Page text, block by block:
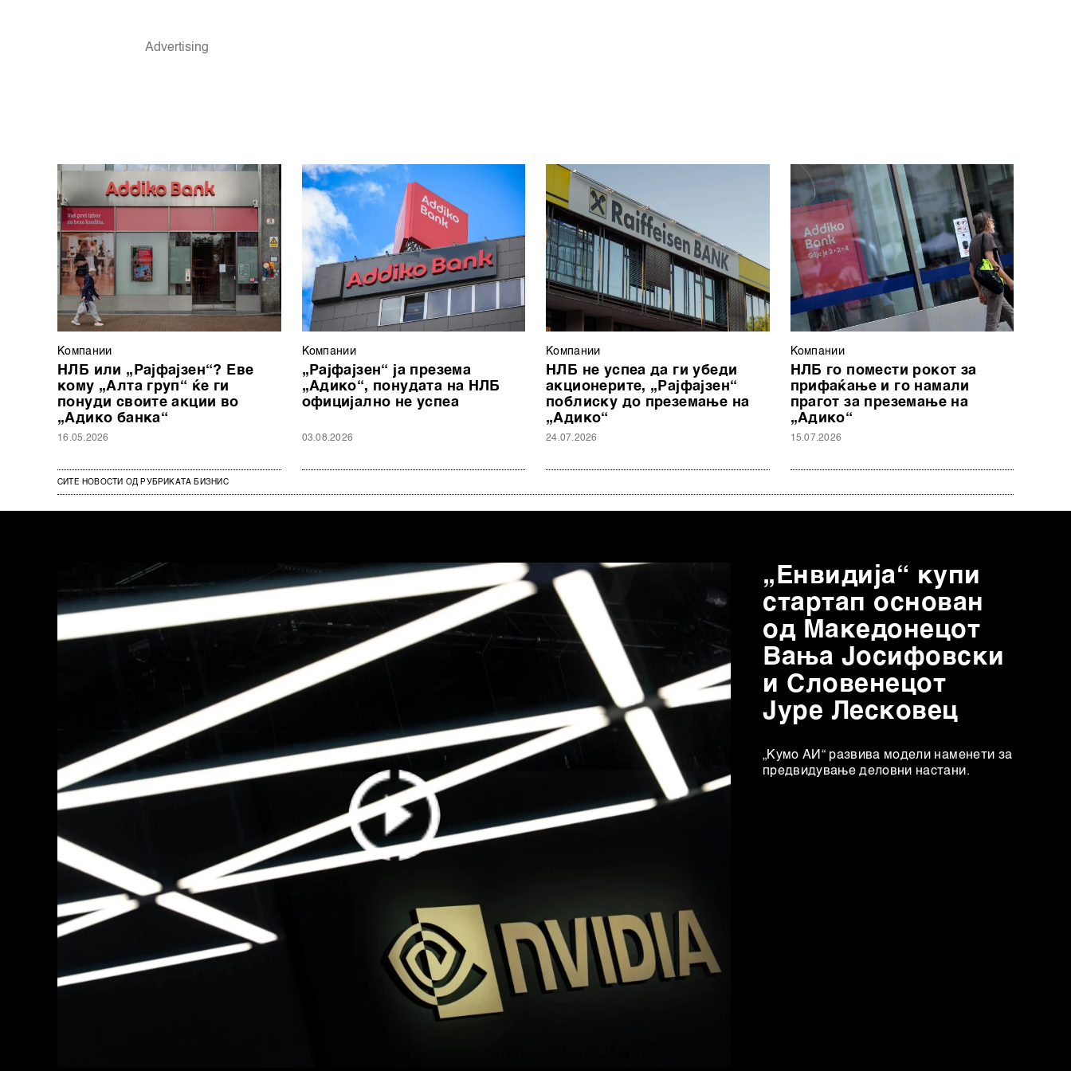
Компании
НЛБ или „Рајфајзен“? Еве
кому „Алта груп“ ќе ги
понуди своите акции во
„Адико банка“
16.05.2026
Компании
„Рајфајзен“ ја презема
„Адико“, понудата на НЛБ
официјално не успеа
03.08.2026
Компании
НЛБ не успеа да ги убеди
акционерите, „Рајфајзен“
поблиску до преземање на
„Адико“
24.07.2026
Компании
НЛБ го помести рокот за
прифаќање и го намали
прагот за преземање на
„Адико“
15.07.2026
СИТЕ НОВОСТИ ОД РУБРИКАТА БИЗНИС
„Енвидија“ купи
стартап основан
од Mакедонецот
Вања Јосифовски
и Словенецот
Јуре Лесковец
„Кумо АИ“ развива модели наменети за
предвидување деловни настани.